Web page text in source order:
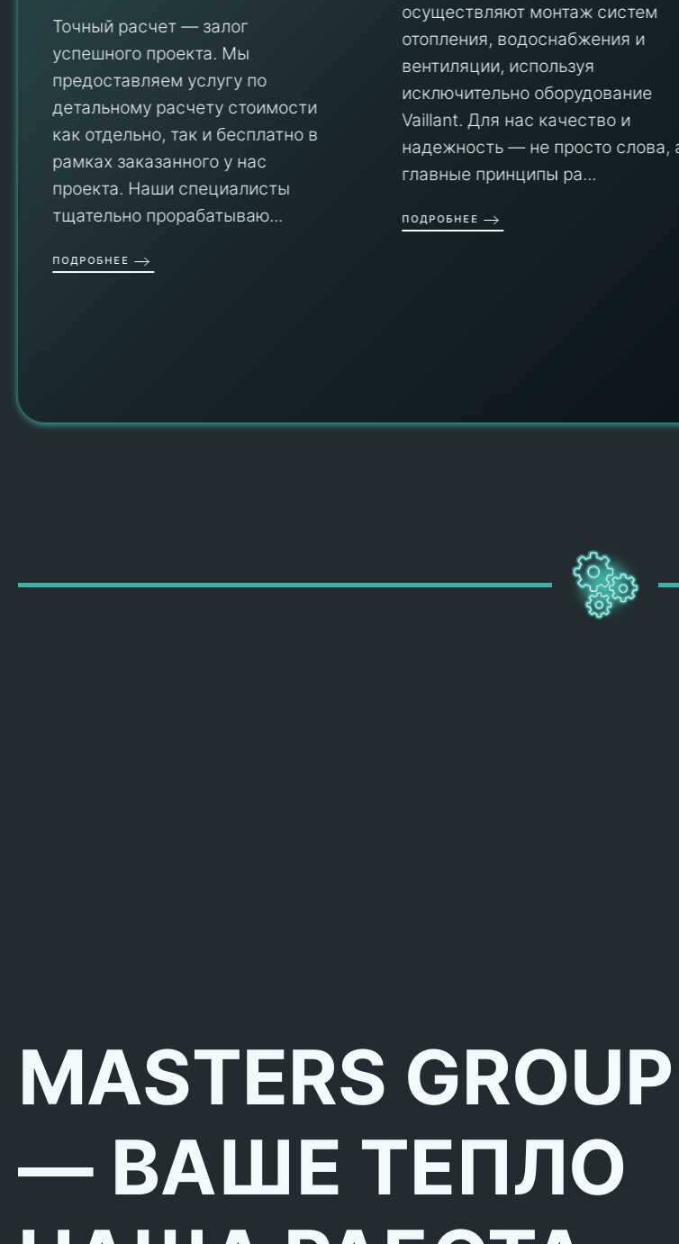
Точный расчет — залог
успешного проекта. Мы
предоставляем услугу по
детальному расчету стоимости
как отдельно, так и бесплатно в
рамках заказанного у нас
проекта. Наши специалисты
тщательно прорабатываю...
ПОДРОБНЕЕ
осуществляют монтаж систем
отопления, водоснабжения и
вентиляции, используя
исключительно оборудование
Vaillant. Для нас качество и
надежность — не просто слова, а
главные принципы ра...
ПОДРОБНЕЕ
MASTERS GROUP
— ВАШЕ ТЕПЛО